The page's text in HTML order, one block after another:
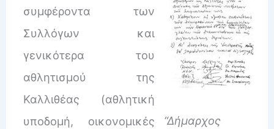
συμφέροντα των
Συλλόγων και
γενικότερα του
αθλητισμού της
Καλλιθέας (αθλητική
υποδομή, οικονομικές
“Δήμαρχος